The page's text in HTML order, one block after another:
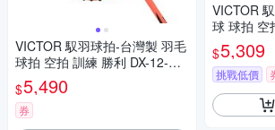
VICTOR 馭羽球拍-台灣製 羽毛
球拍 空拍 訓練 勝利 DX-12-O-
4U 黑粉橘紫藍
$5,490
券
VICTOR
球 球拍 空
O-3U 黑粉
$5,309
挑戰低價